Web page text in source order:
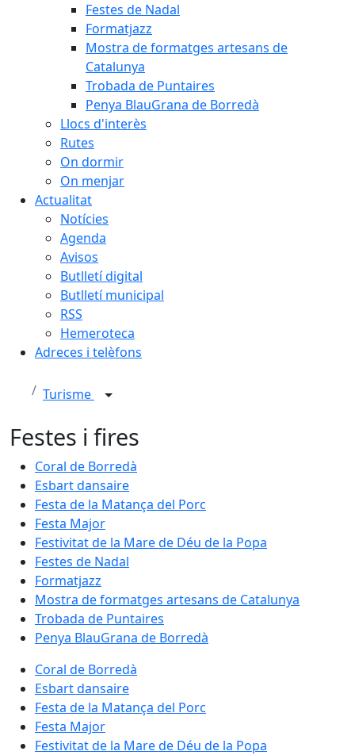
Festes de Nadal
Formatjazz
Mostra de formatges artesans de
Catalunya
Trobada de Puntaires
Penya BlauGrana de Borredà
Llocs d'interès
Rutes
On dormir
On menjar
Actualitat
Notícies
Agenda
Avisos
Butlletí digital
Butlletí municipal
RSS
Hemeroteca
Adreces i telèfons
Turisme
Festes i fires
Coral de Borredà
Esbart dansaire
Festa de la Matança del Porc
Festa Major
Festivitat de la Mare de Déu de la Popa
Festes de Nadal
Formatjazz
Mostra de formatges artesans de Catalunya
Trobada de Puntaires
Penya BlauGrana de Borredà
Coral de Borredà
Esbart dansaire
Festa de la Matança del Porc
Festa Major
Festivitat de la Mare de Déu de la Popa